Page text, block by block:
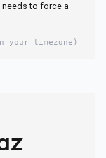
needs to force a
your timezone)